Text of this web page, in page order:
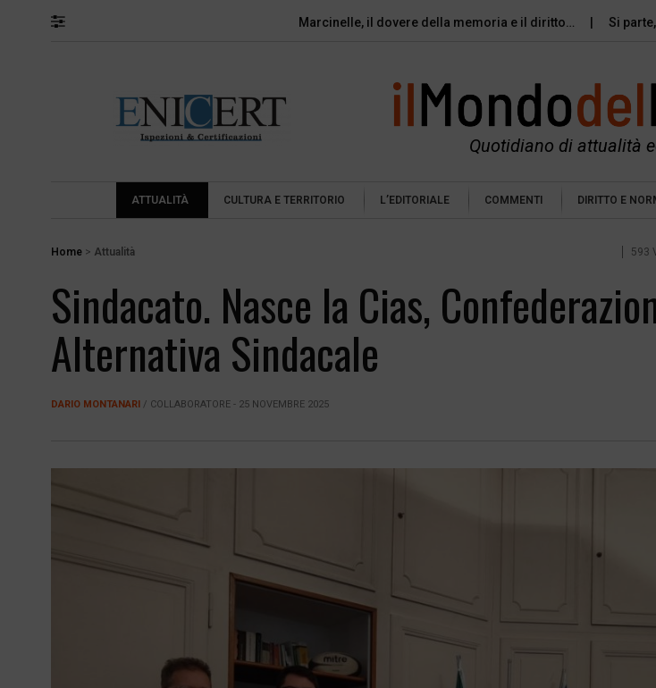
Marcinelle, il dovere della memoria e il diritto… Si
Quotidiano di attualità
ATTUALITÀ CULTURA E TERRITORIO L’EDITORIALE COMMENTI DIRITTO E
Home > Attualità 593
Sindacato. Nasce la Cias,
Alternativa Sindacale
DARIO MONTANARI / COLLABORATORE - 25 NOVEMBRE 2025